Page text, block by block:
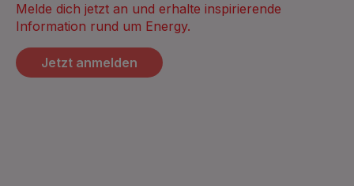
Melde dich jetzt an und erhalte inspirierende
Information rund um Energy.
Jetzt anmelden